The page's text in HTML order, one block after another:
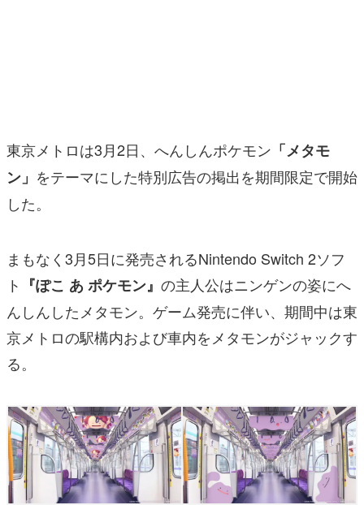
アプリレビュー
その他
運営：株式会社マレ
東京メトロは3月2日、へんしんポケモン 「メタモ
ン」 をテーマにした特別広告の掲出を期間限定で開始
した。
まもなく3月5日に発売されるNintendo Switch 2ソフ
ト 『ぽこ あ ポケモン』 の主人公はニンゲンの姿にへ
んしんしたメタモン。ゲーム発売に伴い、期間中は東
京メトロの駅構内および車内をメタモンがジャックす
る。